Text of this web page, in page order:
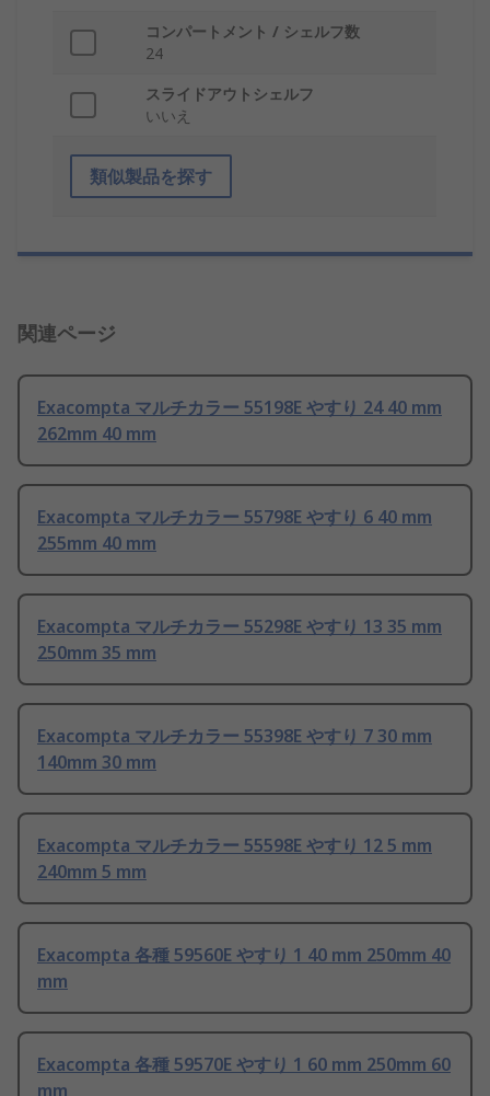
コンパートメント / シェルフ数
24
スライドアウトシェルフ
いいえ
類似製品を探す
関連ページ
Exacompta マルチカラー 55198E やすり 24 40 mm
262mm 40 mm
Exacompta マルチカラー 55798E やすり 6 40 mm
255mm 40 mm
Exacompta マルチカラー 55298E やすり 13 35 mm
250mm 35 mm
Exacompta マルチカラー 55398E やすり 7 30 mm
140mm 30 mm
Exacompta マルチカラー 55598E やすり 12 5 mm
240mm 5 mm
Exacompta 各種 59560E やすり 1 40 mm 250mm 40
mm
Exacompta 各種 59570E やすり 1 60 mm 250mm 60
mm